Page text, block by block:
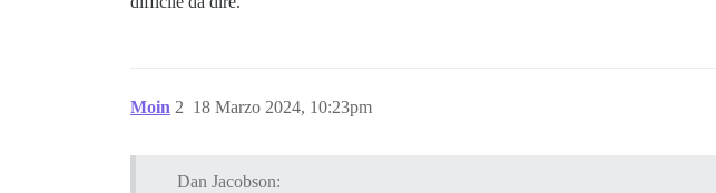
Moin 18 Marzo 2024, 10:23pm
2
Dan Jacobson: